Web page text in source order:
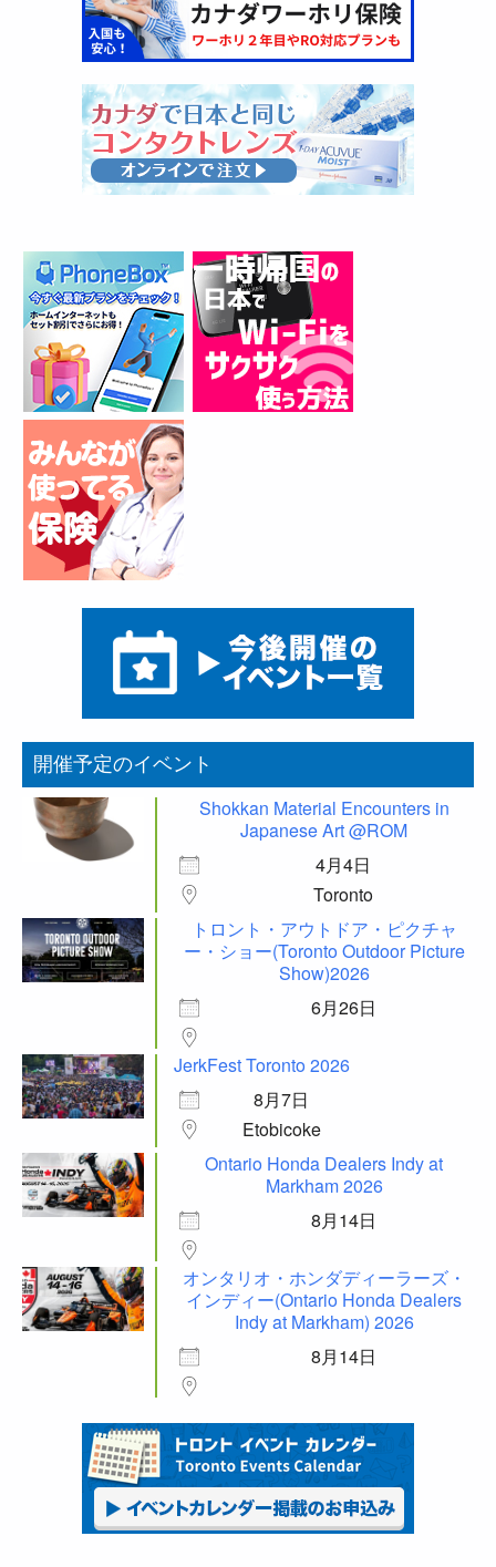
開催予定のイベント
Shokkan Material Encounters in
Japanese Art @ROM
4月4日
Toronto
トロント・アウトドア・ピクチャ
ー・ショー(Toronto Outdoor Picture
Show)2026
6月26日
JerkFest Toronto 2026
8月7日
Etobicoke
Ontario Honda Dealers Indy at
Markham 2026
8月14日
オンタリオ・ホンダディーラーズ・
インディー(Ontario Honda Dealers
Indy at Markham) 2026
8月14日